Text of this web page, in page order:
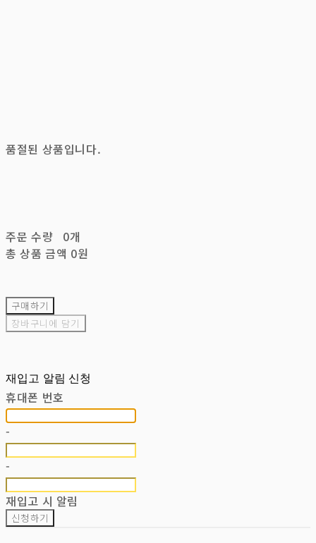
품절된 상품입니다.
주문 수량
0개
총 상품 금액 0원
구매하기
장바구니에 담기
재입고 알림 신청
휴대폰 번호
-
-
재입고 시 알림
신청하기